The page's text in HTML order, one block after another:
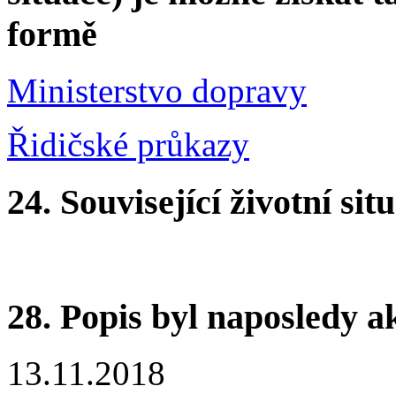
formě
Ministerstvo dopravy
Řidičské průkazy
24. Související životní
28. Popis byl naposledy
13.11.2018